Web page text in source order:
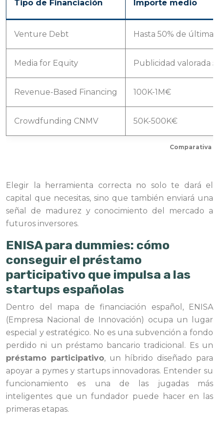
Comparativa
Tipo de Financiación Importe medio
Venture Debt Hasta 50% de última
Media for Equity Publicidad valorada
Revenue-Based Financing 100K-1M€
Crowdfunding CNMV 50K-500K€
Elegir la herramienta correcta no solo te dará el
capital que necesitas, sino que también enviará una
señal de madurez y conocimiento del mercado a
futuros inversores.
ENISA para dummies: cómo
conseguir el préstamo
participativo que impulsa a las
startups españolas
Dentro del mapa de financiación español, ENISA
(Empresa Nacional de Innovación) ocupa un lugar
especial y estratégico. No es una subvención a fondo
perdido ni un préstamo bancario tradicional. Es un
préstamo participativo, un híbrido diseñado para
apoyar a pymes y startups innovadoras. Entender su
funcionamiento es una de las jugadas más
inteligentes que un fundador puede hacer en las
primeras etapas.